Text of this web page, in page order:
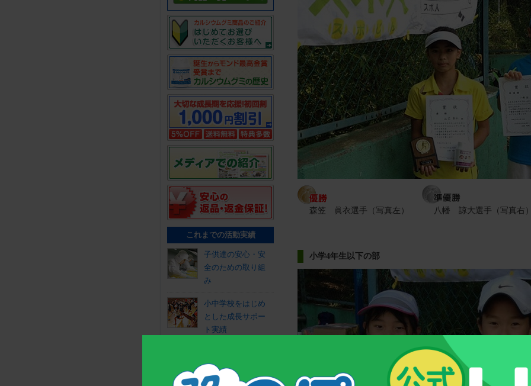
これまでの活動実績
子供達の安心・安
全のための取り組
み
小中学校をはじめ
とした成長サポー
ト実績
会を応援！スポー
ツ応援プログラム
森笠 眞衣選手（写真左） 八幡 諒大選手（写真右
小学4年生以下の部